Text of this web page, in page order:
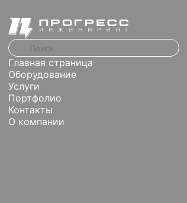
Главная страница
Оборудование
Услуги
Портфолио
Контакты
О компании